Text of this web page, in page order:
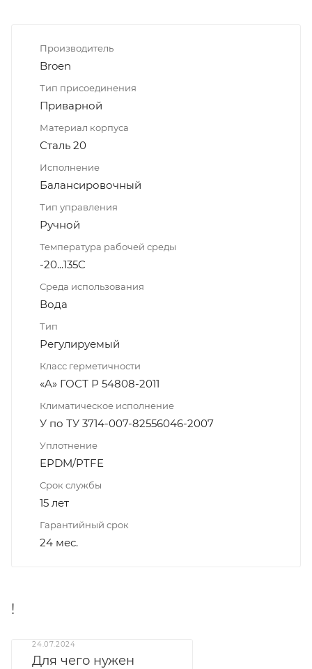
Производитель
Broen
Тип присоединения
Приварной
Материал корпуса
Сталь 20
Исполнение
Балансировочный
Тип управления
Ручной
Температура рабочей среды
-20...135C
Среда использования
Вода
Тип
Регулируемый
Класс герметичности
«A» ГОСТ Р 54808-2011
Климатическое исполнение
У по ТУ 3714-007-82556046-2007
Уплотнение
EPDM/PTFE
Срок службы
15 лет
Гарантийный срок
24 мес.
!
24.07.2024
Для чего нужен